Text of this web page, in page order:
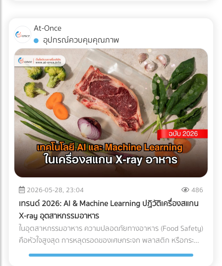
หรือรถตอกเสาเข็ม จมน้ำ นี่คือกรณีศึกษาและบทเรียนการจัดการ
พื้นที่ก่อสร้าง ว่าด้วย วิธีป้องกันเครื่องจักรเสียหายจากน้ำท่วม
ด้วยการวาง ระบบระบายน้ำ (Drainage System) อย่างมืออาชีพ
ปัญหาและความท้าทายของพื้นที่ลุ่มต่ำ ไซต์งานในพื้นที่ลุ่มต่ำมัก
เผชิญกับสภาพดินเหนียวที่อุ้มน้ำ (ไม่ซึมน้ำ) และมีระดับน้ำใต้ดิน
สูง เมื่อเกิดฝนตกหนัก น้ำจะขังตัวอย่างรวดเร็ว ทำให้ดินทรุดตัว
เครื่องจักรหนักติดหล่ม และเกิด Downtime หรือเวลาที่สูญเปล่า
ของโครงการที่ประเมินค่าไม่ได้ กล่าวคือ ปัญหาน้ำท่วมขังในพื้นที่
ลุ่มต่ำ ไม่ได้สร้างความเสียหายแค่ค่าซ่อมบำรุงเครื่องจักรเท่านั้น
แต่ทุกชั่วโมงที่รถขุดหรือรถเบคโฮต้องจอดนิ่งสนิท นั่นหมายถึง
ค่าแรงคนงานที่เสียเปล่า ค่าเช่าเครื่องจักรที่บานปลาย และความ
เสี่ยงที่จะโดนค่าปรับจากความล่าช้าในการส่งมอบโครงการ การ
ลงทุนวางระบบระบายน้ำที่ได้มาตรฐานตั้งแต่เนิ่นๆ จึงเป็นการซื้อ
ความเสี่ยงที่คุ้มค่าที่สุด กรณีศึกษาจำลอง: การวางระบบระบาย
น้ำพื้นที่ก่อสร้าง ในการแก้ปัญหาไซต์งานพื้นที่เสี่ยง บริษัทผู้รับ
เหมางานโยธาระบายน้ำ จะแบ่งการทำงานออกเป็น 2 เฟสหลัก:
เฟสที่ 1: การสำรวจและประเมินพื้นที่ (Site Assessment) ทีม
วิศวกรทำการสำรวจแผนที่ความสูง (Topographic Survey)
เพื่อหาจุดต่ำสุดของพื้นที่ และประเมินทิศทางการไหลของน้ำตาม
ธรรมชาติ เฟสที่ 2: การออกแบบและติดตั้งระบบระบายน้ำ
At-Once
อุปกรณ์ควบคุมคุณภาพ
2026-05-28, 23:04 486
เทรนด์ 2026: AI & Machine Learning ปฏิวัติเครื่องสแกน
X-ray อุตสาหกรรมอาหาร
ในอุตสาหกรรมอาหาร ความปลอดภัยทางอาหาร (Food Safety)
คือหัวใจสูงสุด การหลุดรอดของเศษกระจก พลาสติก หรือกระดูก
ชิ้นเล็กๆ เพียงชิ้นเดียว อาจนำไปสู่การเรียกคืนสินค้า (Product